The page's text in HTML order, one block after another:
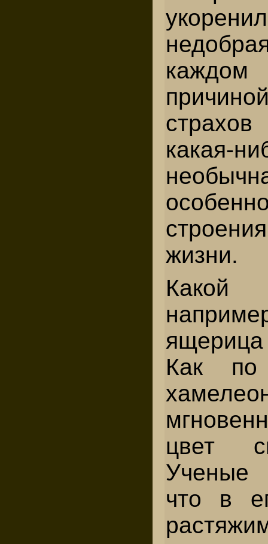
какая-
жизни.
Как по
цвет
Ученые
что в